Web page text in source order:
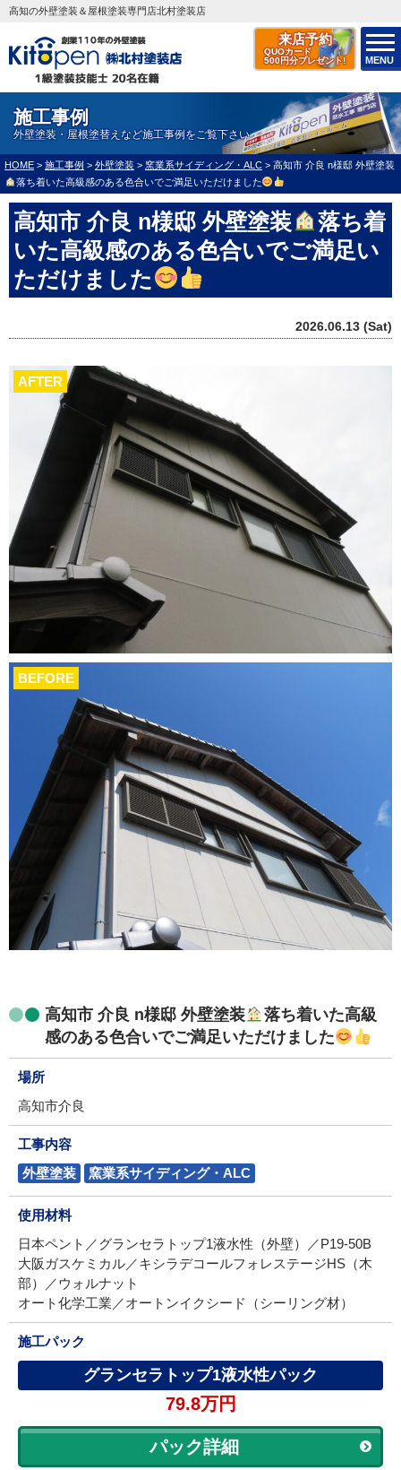
来店予約
QUOカード
500円分プレゼント!
MENU
高知の外壁塗装＆屋根塗装専門店北村塗装店
施工事例
外壁塗装・屋根塗替えなど施工事例をご覧下さい
HOME > 施工事例 > 外壁塗装 > 窯業系サイディング・ALC > 高知市 介良 n様邸 外壁塗装
落ち着いた高級感のある色合いでご満足いただけました
高知市 介良 n様邸 外壁塗装
落ち着
いた高級感のある色合いでご満足い
ただけました
2026.06.13 (Sat)
AFTER
BEFORE
高知市 介良 n様邸 外壁塗装
落ち着いた高級
感のある色合いでご満足いただけました
場所
高知市介良
工事内容
外壁塗装
窯業系サイディング・ALC
使用材料
日本ペント／グランセラトップ1液水性（外壁）／P19-50B
大阪ガスケミカル／キシラデコールフォレステージHS（木
部）／ウォルナット
オート化学工業／オートンイクシード（シーリング材）
施工パック
グランセラトップ1液水性パック
79.8万円
パック詳細